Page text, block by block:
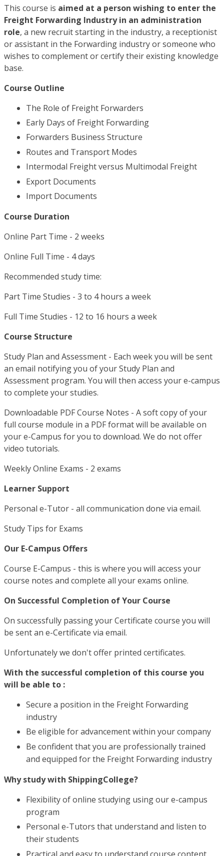
This course is aimed at a person wishing to enter the
Freight Forwarding Industry in an administration
role, a new recruit starting in the industry, a receptionist
or assistant in the Forwarding industry or someone who
wishes to complement or certify their existing knowledge
base.
Course Outline
The Role of Freight Forwarders
Early Days of Freight Forwarding
Forwarders Business Structure
Routes and Transport Modes
Intermodal Freight versus Multimodal Freight
Export Documents
Import Documents
Course Duration
Online Part Time - 2 weeks
Online Full Time - 4 days
Recommended study time:
Part Time Studies - 3 to 4 hours a week
Full Time Studies - 12 to 16 hours a week
Course Structure
Study Plan and Assessment - Each week you will be sent
an email notifying you of your Study Plan and
Assessment program. You will then access your e-campus
to complete your studies.
Downloadable PDF Course Notes - A soft copy of your
full course module in a PDF format will be available on
your e-Campus for you to download. We do not offer
video tutorials.
Weekly Online Exams - 2 exams
Learner Support
Personal e-Tutor - all communication done via email.
Study Tips for Exams
Our E-Campus Offers
Course E-Campus - this is where you will access your
course notes and complete all your exams online.
On Successful Completion of Your Course
On successfully passing your Certificate course you will
be sent an e-Certificate via email.
Unfortunately we don't offer printed certificates.
With the successful completion of this course you
will be able to :
Secure a position in the Freight Forwarding
industry
Be eligible for advancement within your company
Be confident that you are professionally trained
and equipped for the Freight Forwarding industry
Why study with ShippingCollege?
Flexibility of online studying using our e-campus
program
Personal e-Tutors that understand and listen to
their students
Practical and easy to understand course content